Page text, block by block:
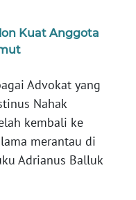
Kuat Anggota
Advokat yang
Nahak
kembali ke
merantau di
Adrianus Balluk